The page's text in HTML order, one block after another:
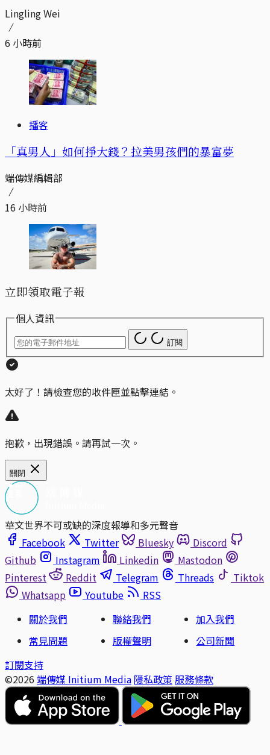
Lingling Wei
6 小時前
播客
「真男人」如何掙大錢？拉美男孩們的暴富夢
端傳媒編輯部
16 小時前
立即領取電子報
個人資訊
訂閱
太好了！請檢查您的收件匣並點擊連結。
抱歉，出現錯誤。請再試一次。
關閉
華文世界不可或缺的深度報導和多元聲音
Facebook
Twitter Bluesky
Discord
Github
Instagram Linkedin
Mastodon
Pinterest
Reddit Telegram Threads
Tiktok
Whatsapp
Youtube
RSS
關於我們
聯絡我們
加入我們
常見問題
版權聲明
公司新聞
訂閱支持
©2026 端傳媒 Initium Media 隱私政策 服務條款